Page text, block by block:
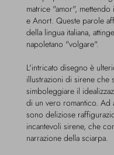
matrice "amor",
e Anort. Queste parole
della lingua italiana,
napoletano "volgare".
L'intricato disegno è
illustrazioni di sirene che
simboleggiare il
di un vero romantico. Ad
sono deliziose
incantevoli sirene, che
narrazione della sciarpa.